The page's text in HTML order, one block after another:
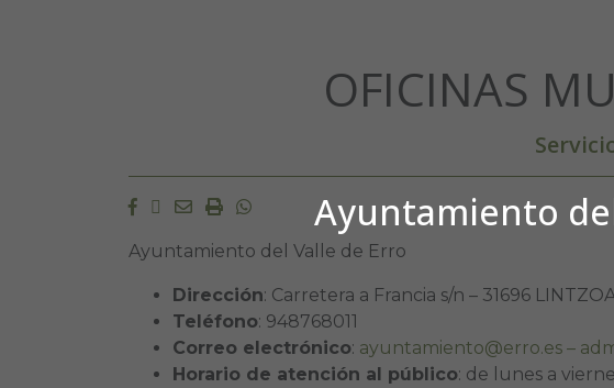
Ayuntamiento
OFICINAS
Facebook
Twitter
EmailImprimir
Whatsapp
Ayuntamiento del Valle de Erro
Dirección: Carretera a Francia s/n – 31696
Teléfono: 948768011
Correo electrónico: ayuntamiento@erro.es –
Horario de atención al público: de lunes a